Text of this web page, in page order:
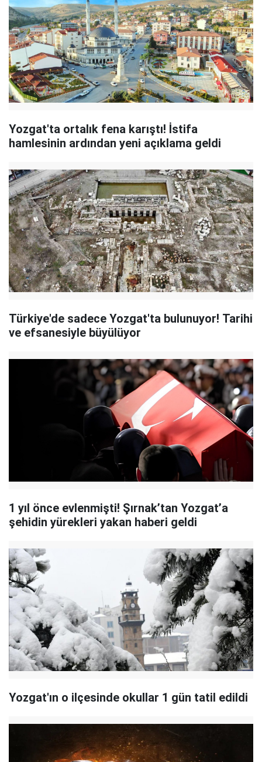
Yozgat'ta ortalık fena karıştı! İstifa
hamlesinin ardından yeni açıklama geldi
Türkiye'de sadece Yozgat'ta bulunuyor! Tarihi
ve efsanesiyle büyülüyor
1 yıl önce evlenmişti! Şırnak’tan Yozgat’a
şehidin yürekleri yakan haberi geldi
Yozgat'ın o ilçesinde okullar 1 gün tatil edildi